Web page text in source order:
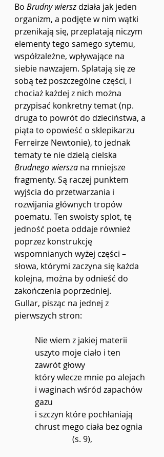
Bo Brudny wiersz działa jak jeden
organizm, a podjęte w nim wątki
przenikają się, przeplatają niczym
elementy tego samego sytemu,
współzależne, wpływające na
siebie nawzajem. Splatają się ze
sobą też poszczególne części, i
chociaż każdej z nich można
przypisać konkretny temat (np.
druga to powrót do dzieciństwa, a
piąta to opowieść o sklepikarzu
Ferreirze Newtonie), to jednak
tematy te nie dzielą cielska
Brudnego wiersza na mniejsze
fragmenty. Są raczej punktem
wyjścia do przetwarzania i
rozwijania głównych tropów
poematu. Ten swoisty splot, tę
jedność poeta oddaje również
poprzez konstrukcję
wspomnianych wyżej części –
słowa, którymi zaczyna się każda
kolejna, można by odnieść do
zakończenia poprzedniej.
Gullar, pisząc na jednej z
pierwszych stron:
Nie wiem z jakiej materii
uszyto moje ciało i ten
zawrót głowy
który wlecze mnie po alejach
i waginach wśród zapachów
gazu
i szczyn które pochłaniają
chrust mego ciała bez ognia
(s. 9),